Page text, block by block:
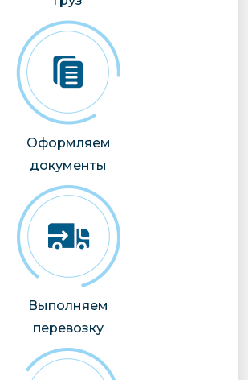
Оформляем
документы
Выполняем
перевозку